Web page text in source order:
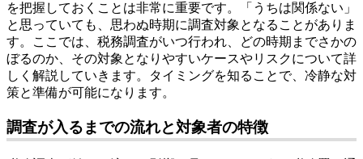
を把握しておくことは非常に重要です。「うちは関係ない」
と思っていても、思わぬ時期に調査対象となることがありま
す。ここでは、税務調査がいつ行われ、どの時期までさかの
ぼるのか、その対象となりやすいケースやリスクについて詳
しく解説していきます。タイミングを知ることで、冷静な対
策と準備が可能になります。
調査が入るまでの流れと対象者の特徴